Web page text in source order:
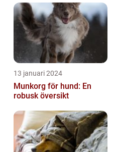
13 januari 2024
Munkorg för hund: En
robusk översikt